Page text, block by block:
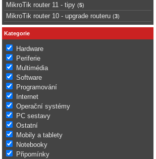
MikroTik router 11 - tipy (5)
MikroTik router 10 - upgrade routeru (3)
Kategorie
Hardware
Periferie
Multimédia
Software
Programování
Internet
Operační systémy
PC sestavy
Ostatní
Mobily a tablety
Notebooky
Připomínky